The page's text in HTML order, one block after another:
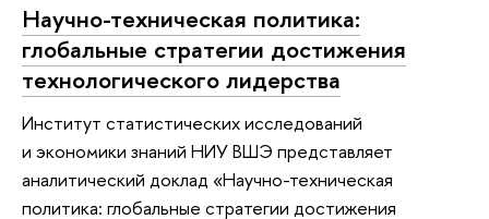
Научно-техническая политика:
глобальные стратегии достижения
технологического лидерства
Институт статистических исследований
и экономики знаний НИУ ВШЭ представляет
аналитический доклад «Научно-техническая
политика: глобальные стратегии достижения